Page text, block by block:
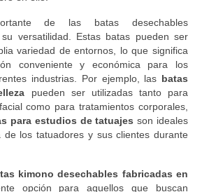
de las batas desechables
versatilidad. Estas batas pueden ser
variedad de entornos, lo que significa
conveniente y económica para los
industrias. Por ejemplo, las batas
pueden ser utilizadas tanto para
como para tratamientos corporales,
para estudios de tatuajes son ideales
los tatuadores y sus clientes durante
kimono desechables fabricadas en
opción para aquellos que buscan